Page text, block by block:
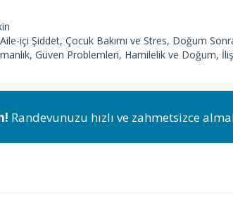
içi Şiddet, Çocuk Bakımı ve Stres, Doğum
Güven Problemleri, Hamilelik ve Doğum,
Randevunuzu hızlı ve zahmetsizce